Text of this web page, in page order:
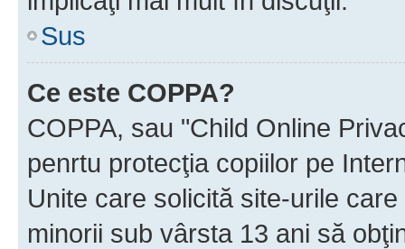
Sus
Ce este COPPA?
COPPA, sau "Child Online
penrtu protecţia copiilor pe
Unite care solicită site-urile
minorii sub vârsta 13 ani să